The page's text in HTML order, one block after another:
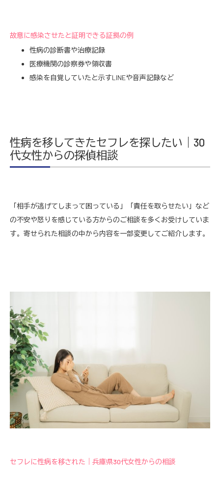
故意に感染させたと証明できる証拠の例
性病の診断書や治療記録
医療機関の診察券や領収書
感染を自覚していたと示すLINEや音声記録など
性病を移してきたセフレを探したい｜30
代女性からの探偵相談
「相手が逃げてしまって困っている」「責任を取らせたい」など
の不安や怒りを感じている方からのご相談を多くお受けしていま
す。寄せられた相談の中から内容を一部変更してご紹介します。
セフレに性病を移された｜兵庫県30代女性からの相談